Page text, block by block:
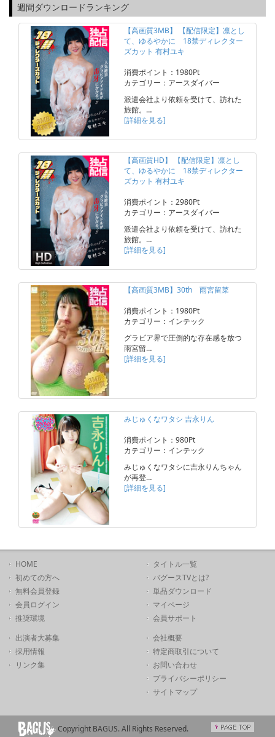
週間ダウンロードランキング
【高画質3MB】 【配信限定】凛とし
て、ゆるやかに 18禁ディレクター
ズカット 有村ユキ
消費ポイント：1980Pt
カテゴリー：アースダイバー
派遣会社より依頼を受けて、訪れた
旅館。…
[詳細を見る]
【高画質HD】 【配信限定】凛とし
て、ゆるやかに 18禁ディレクター
ズカット 有村ユキ
消費ポイント：2980Pt
カテゴリー：アースダイバー
派遣会社より依頼を受けて、訪れた
旅館。…
[詳細を見る]
【高画質3MB】30th 雨宮留菜
消費ポイント：1980Pt
カテゴリー：インテック
グラビア界で圧倒的な存在感を放つ
雨宮留…
[詳細を見る]
みじゅくなワタシ 吉永りん
消費ポイント：980Pt
カテゴリー：インテック
みじゅくなワタシに吉永りんちゃん
が再登…
[詳細を見る]
HOME
初めての方へ
無料会員登録
会員ログイン
推奨環境
タイトル一覧
バグースTVとは?
単品ダウンロード
マイページ
会員サポート
出演者大募集
採用情報
リンク集
会社概要
特定商取引について
お問い合わせ
プライバシーポリシー
サイトマップ
Copyright BAGUS. All Rights Reserved.